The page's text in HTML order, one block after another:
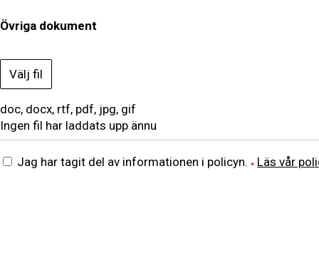
Övriga dokument
Välj fil
doc, docx, rtf, pdf, jpg, gif
Ingen fil har laddats upp ännu
Jag har tagit del av informationen i policyn. Läs vår